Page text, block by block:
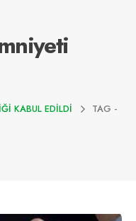
KABUL EDİLDİ
TAG -